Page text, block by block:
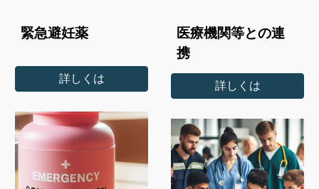
緊急避妊薬
詳しくは
医療機関等との連
携
詳しくは